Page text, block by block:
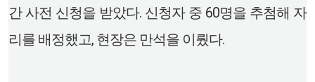
간 사전 신청을 받았다. 신청자 중 60명을 추첨해 자
리를 배정했고, 현장은 만석을 이뤘다.